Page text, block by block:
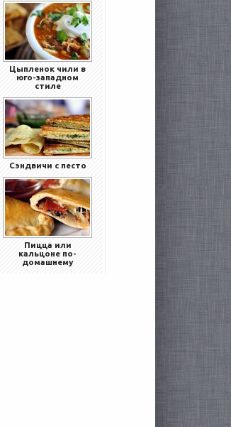
Цыпленок чили в
юго-западном
стиле
Сэндвичи с песто
Пицца или
кальцоне по-
домашнему